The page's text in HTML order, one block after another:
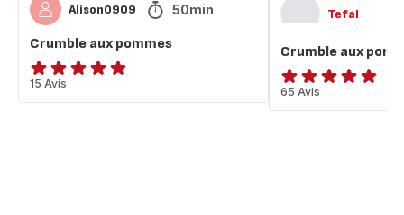
Alison0909 50min
Crumble aux pommes
Avis
5
15 Avis
Tefal
Crumble aux
ratings.4.8
65 Avis